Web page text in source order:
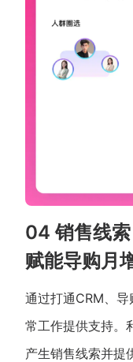
04 销售线索
赋能导购月
通过打通CRM、
常工作提供支持。
产生销售线索并提